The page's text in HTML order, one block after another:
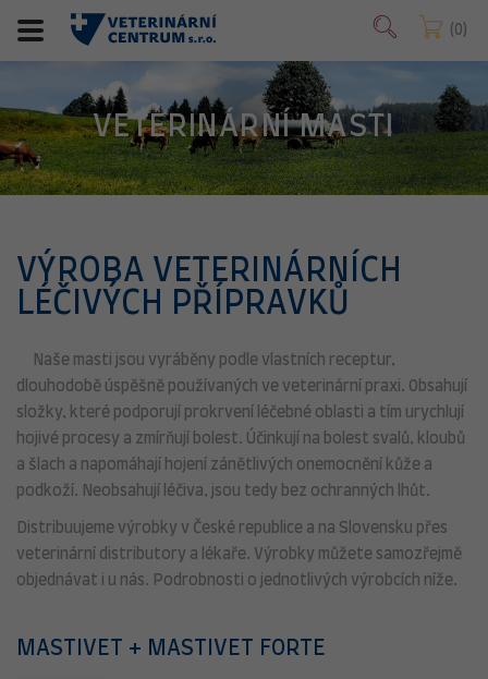
0
VETERINÁRNÍ MASTI
VÝROBA VETERINÁRNÍCH
LÉČIVÝCH PŘÍPRAVKŮ
Naše masti jsou vyráběny podle vlastních receptur,
dlouhodobě úspěšně používaných ve veterinární praxi. Obsahují
složky, které podporují prokrvení léčebné oblasti a tím urychlují
hojivé procesy a zmírňují bolest. Účinkují na bolest svalů, kloubů
a šlach a napomáhají hojení zánětlivých onemocnění kůže a
podkoží. Neobsahují léčiva, jsou tedy bez ochranných lhůt.
Distribuujeme výrobky v České republice a na Slovensku přes
veterinární distributory a lékaře. Výrobky můžete samozřejmě
objednávat i u nás. Podrobnosti o jednotlivých výrobcích níže.
MASTIVET + MASTIVET FORTE